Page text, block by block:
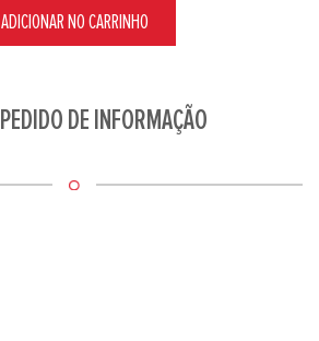
ADICIONAR NO CARRINHO
PEDIDO DE INFORMAÇÃO